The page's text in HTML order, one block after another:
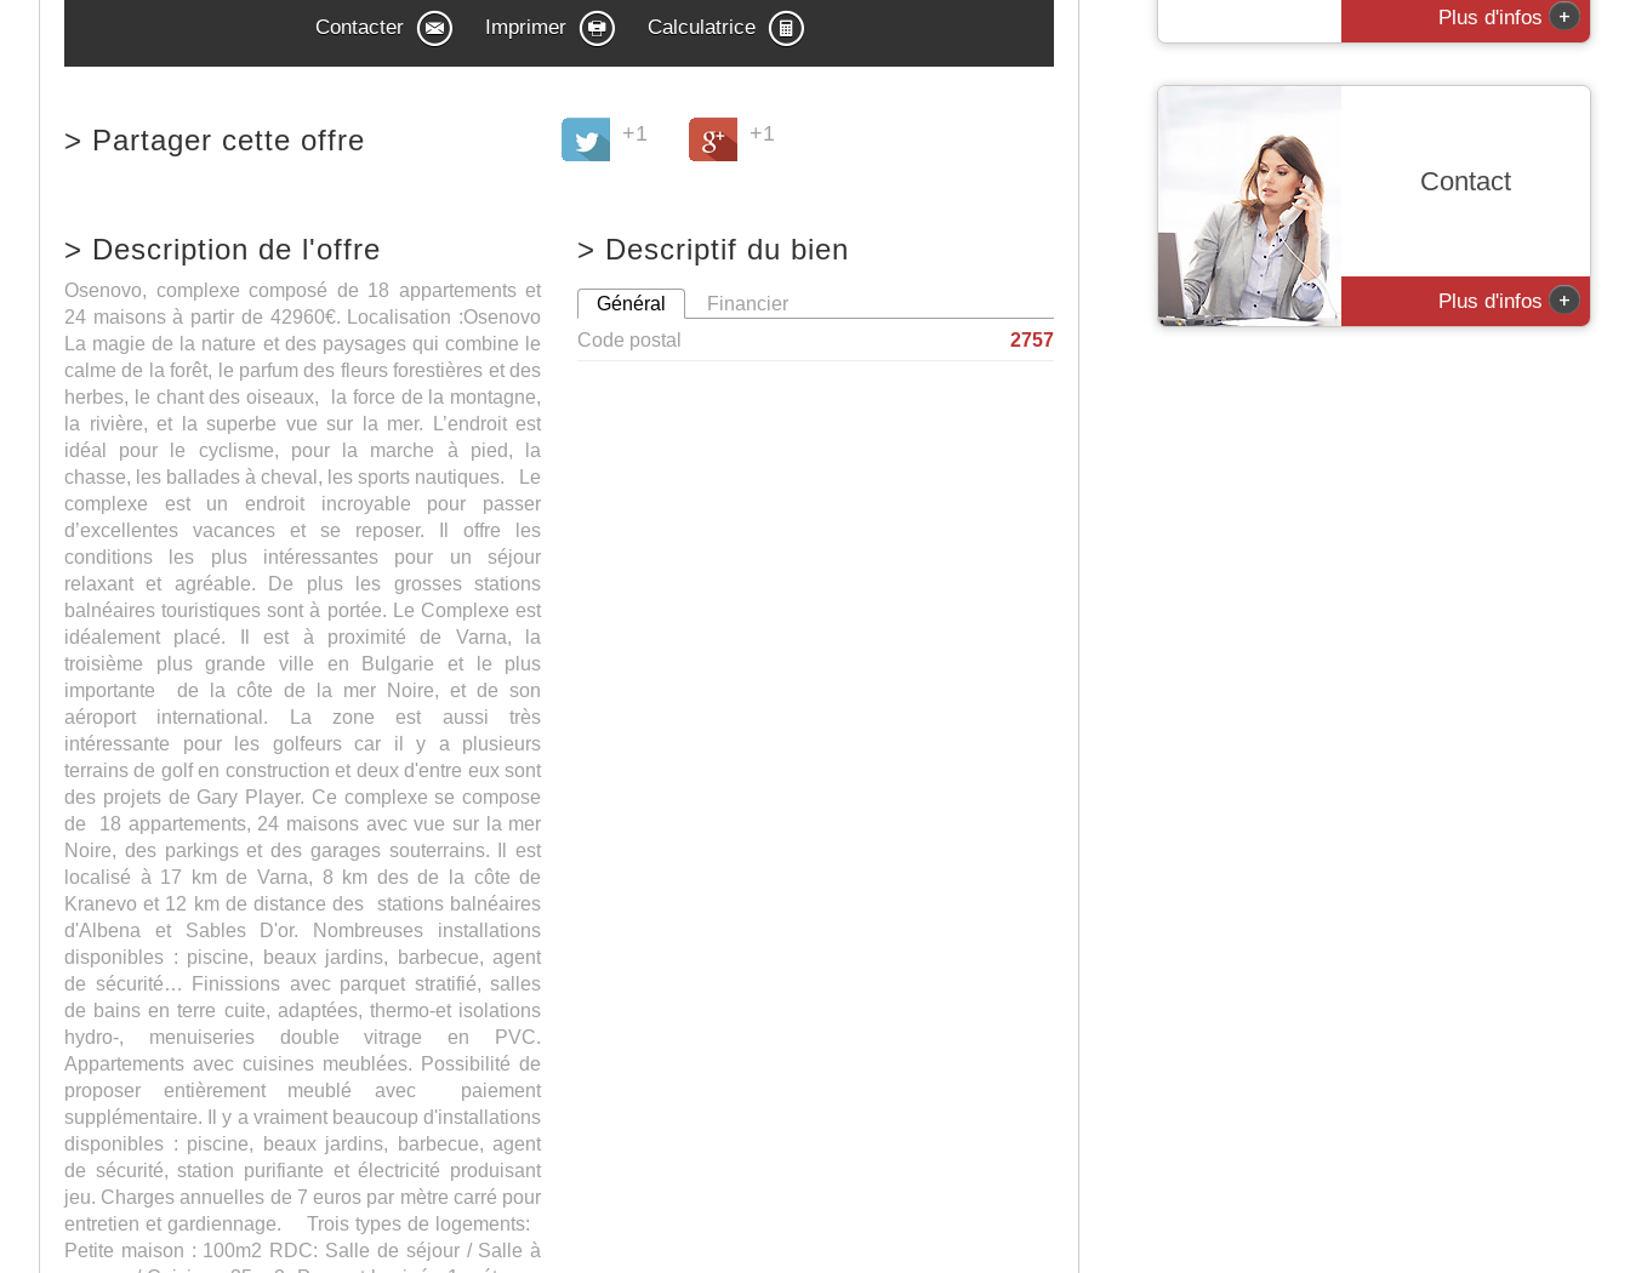
Contacter Imprimer Calculatrice
> Partager cette offre +1 +1
> Description de l'offre
Osenovo, complexe composé de 18 appartements et
24 maisons à partir de 42960€. Localisation :Osenovo
La magie de la nature et des paysages qui combine le
calme de la forêt, le parfum des fleurs forestières et des
herbes, le chant des oiseaux, la force de la montagne,
la rivière, et la superbe vue sur la mer. L’endroit est
idéal pour le cyclisme, pour la marche à pied, la
chasse, les ballades à cheval, les sports nautiques. Le
complexe est un endroit incroyable pour passer
d’excellentes vacances et se reposer. Il offre les
conditions les plus intéressantes pour un séjour
relaxant et agréable. De plus les grosses stations
balnéaires touristiques sont à portée. Le Complexe est
idéalement placé. Il est à proximité de Varna, la
troisième plus grande ville en Bulgarie et le plus
importante de la côte de la mer Noire, et de son
aéroport international. La zone est aussi très
intéressante pour les golfeurs car il y a plusieurs
terrains de golf en construction et deux d'entre eux sont
des projets de Gary Player. Ce complexe se compose
de 18 appartements, 24 maisons avec vue sur la mer
Noire, des parkings et des garages souterrains. Il est
localisé à 17 km de Varna, 8 km des de la côte de
Kranevo et 12 km de distance des stations balnéaires
d'Albena et Sables D'or. Nombreuses installations
disponibles : piscine, beaux jardins, barbecue, agent
de sécurité… Finissions avec parquet stratifié, salles
de bains en terre cuite, adaptées, thermo-et isolations
hydro-, menuiseries double vitrage en PVC.
Appartements avec cuisines meublées. Possibilité de
proposer entièrement meublé avec paiement
supplémentaire. Il y a vraiment beaucoup d'installations
disponibles : piscine, beaux jardins, barbecue, agent
de sécurité, station purifiante et électricité produisant
jeu. Charges annuelles de 7 euros par mètre carré pour
entretien et gardiennage. Trois types de logements:
Petite maison : 100m2 RDC: Salle de séjour / Salle à
> Descriptif du bien
Général
Financier
Code postal
2757
Plus d'infos +
Contact
Plus d'infos +